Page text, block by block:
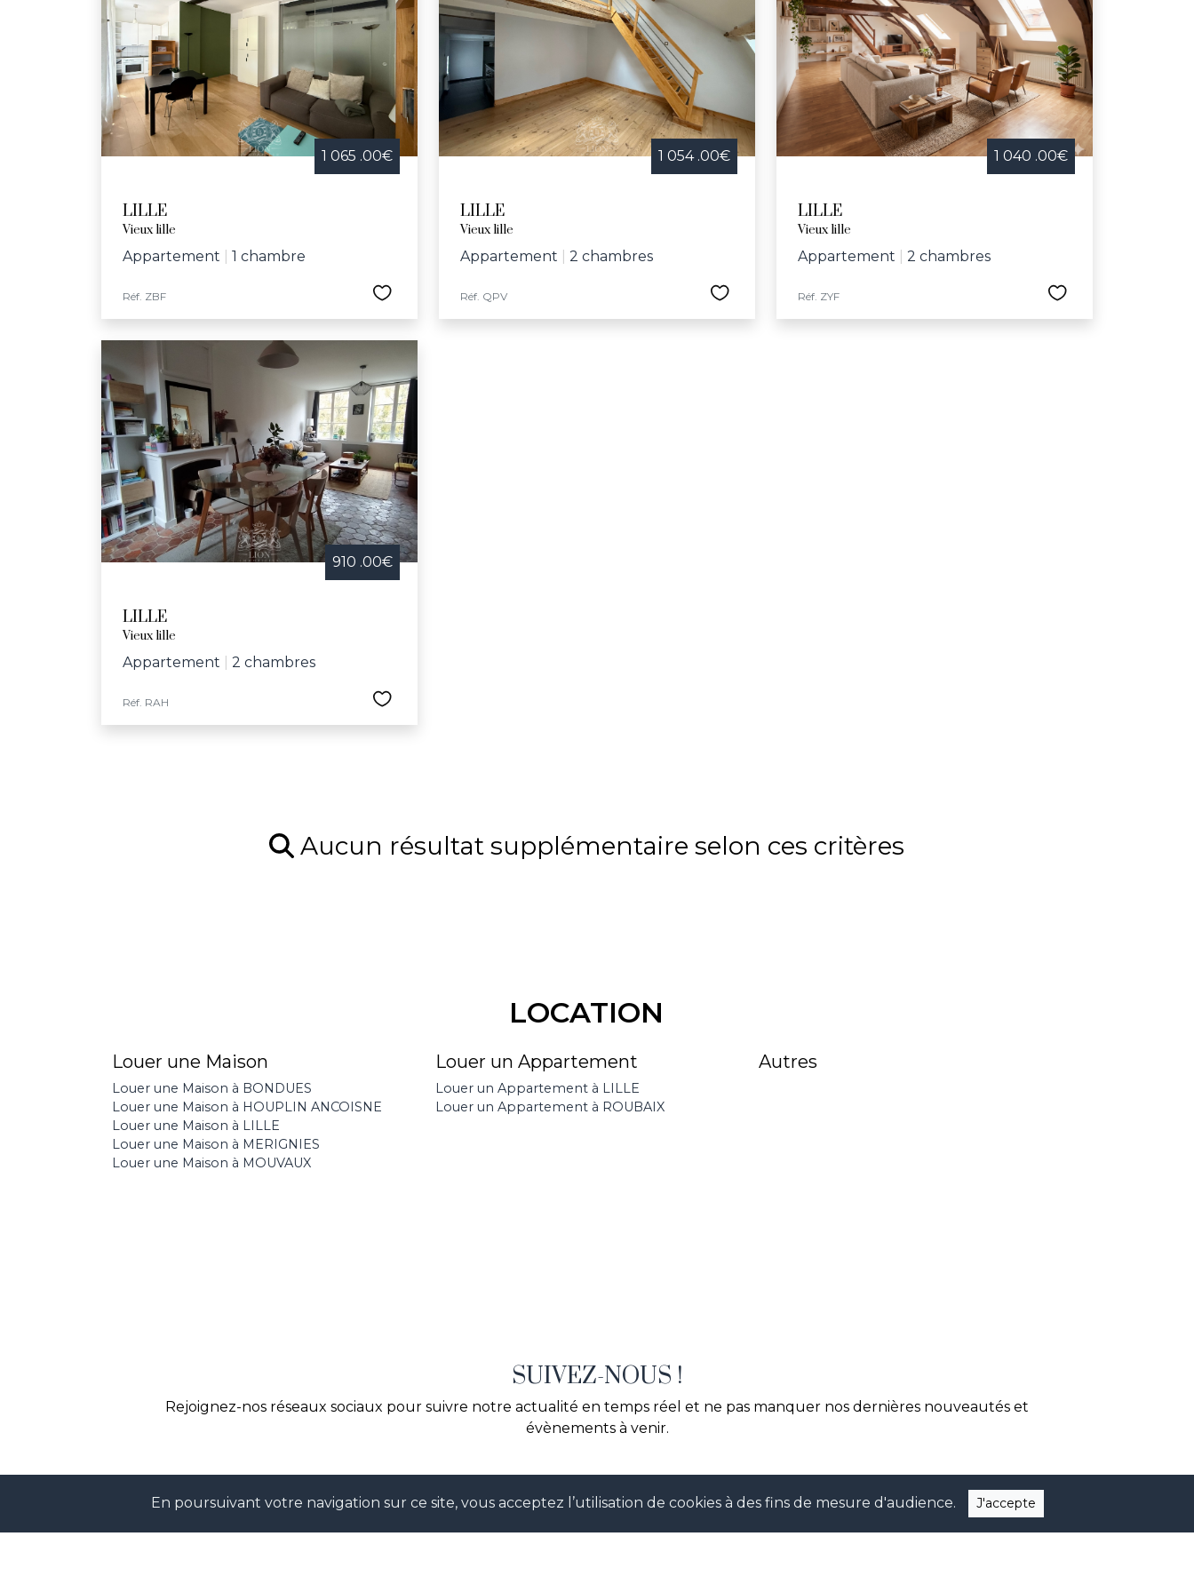
En poursuivant votre navigation sur ce site, vous acceptez l’utilisation de cookies à des fins de mesure d'audience. J'accepte
1 065 .00€
LILLE
Vieux lille
Appartement 1 chambre
Réf. ZBF
1 054 .00€
LILLE
Vieux lille
Appartement 2 chambres
Réf. QPV
1 040 .00€
LILLE
Vieux lille
Appartement 2 chambres
Réf. ZYF
910 .00€
LILLE
Vieux lille
Appartement 2 chambres
Réf. RAH
Aucun résultat supplémentaire selon ces critères
LOCATION
Louer une Maison
Louer une Maison à BONDUES
Louer une Maison à HOUPLIN ANCOISNE
Louer une Maison à LILLE
Louer une Maison à MERIGNIES
Louer une Maison à MOUVAUX
Louer un Appartement
Louer un Appartement à LILLE
Louer un Appartement à ROUBAIX
Autres
SUIVEZ-NOUS !
Rejoignez-nos réseaux sociaux pour suivre notre actualité en temps réel et ne pas manquer nos dernières nouveautés et
évènements à venir.